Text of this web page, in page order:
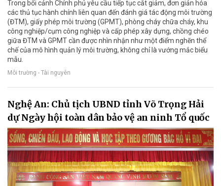
Trong bối cảnh Chính phủ yêu cầu tiếp tục cắt giảm, đơn giản hóa
các thủ tục hành chính liên quan đến đánh giá tác động môi trường
(ĐTM), giấy phép môi trường (GPMT), phòng cháy chữa cháy, khu
công nghiệp/cụm công nghiệp và cấp phép xây dựng, chồng chéo
giữa ĐTM và GPMT cần được nhìn nhận như một điểm nghẽn thể
chế của mô hình quản lý môi trường, không chỉ là vướng mắc biểu
mẫu.
Môi trường - Tài nguyên
Nghệ An: Chủ tịch UBND tỉnh Võ Trọng Hải
dự Ngày hội toàn dân bảo vệ an ninh Tổ quốc